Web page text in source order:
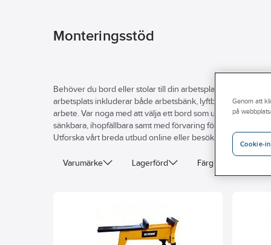
Monteringsstöd
Behöver du bord eller stolar till din arbetsplats? Vi på
arbetsplats inkluderar både arbetsbänk, lyftbord,
arbete. Var noga med att välja ett bord som uppfyller de
sänkbara, ihopfällbara samt med förvaring för dina verktyg.
Utforska vårt breda utbud online eller besök din närmsta
Varumärke Lagerförd Färg
Genom att
på
Cookie-